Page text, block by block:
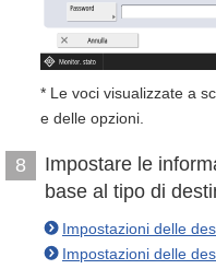
* Le voci visualizzate a
e delle opzioni.
8
Impostare le
base al tipo di
Impostazioni delle
Impostazioni delle